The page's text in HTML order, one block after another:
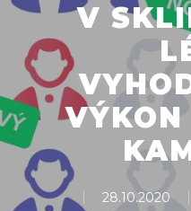
V
28.10.2020